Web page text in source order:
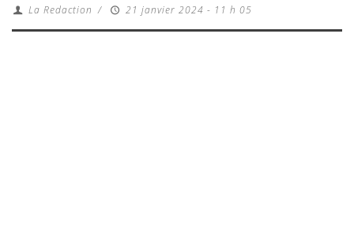
La Redaction / 21 janvier 2024 - 11 h 05